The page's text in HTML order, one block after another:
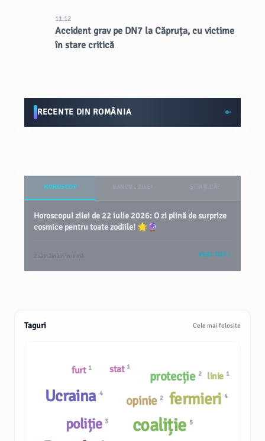
11:12
Accident grav pe DN7 la Căpruța, cu victime
în stare critică
RECENTE DIN ROMÂNIA
HOROSCOP
Horoscopul zilei de 22 iulie 2026: O zi plină de surprize
cosmice pentru toate zodiile! 🌟🔮
2 săptămâni în urmă VEZI TOT
Taguri Cele mai folosite
protecție 2
furt 1
coaliție 5
opinie 2
stat 1
linie 1
Ucraina 4
poliție 3
fermieri 4